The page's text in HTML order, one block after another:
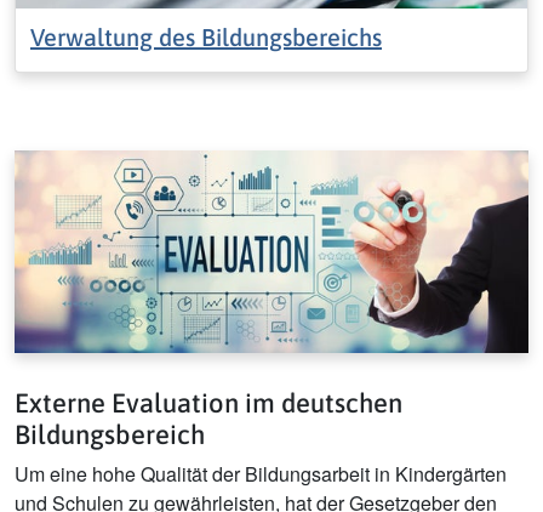
Verwaltung des Bildungsbereichs
Externe Evaluation im deutschen
Bildungsbereich
Um eine hohe Qualität der Bildungsarbeit in Kindergärten
und Schulen zu gewährleisten, hat der Gesetzgeber den